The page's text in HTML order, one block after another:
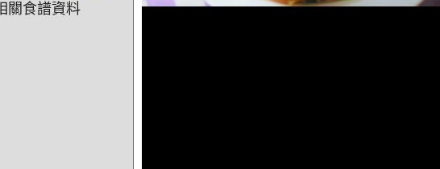
關食譜資料